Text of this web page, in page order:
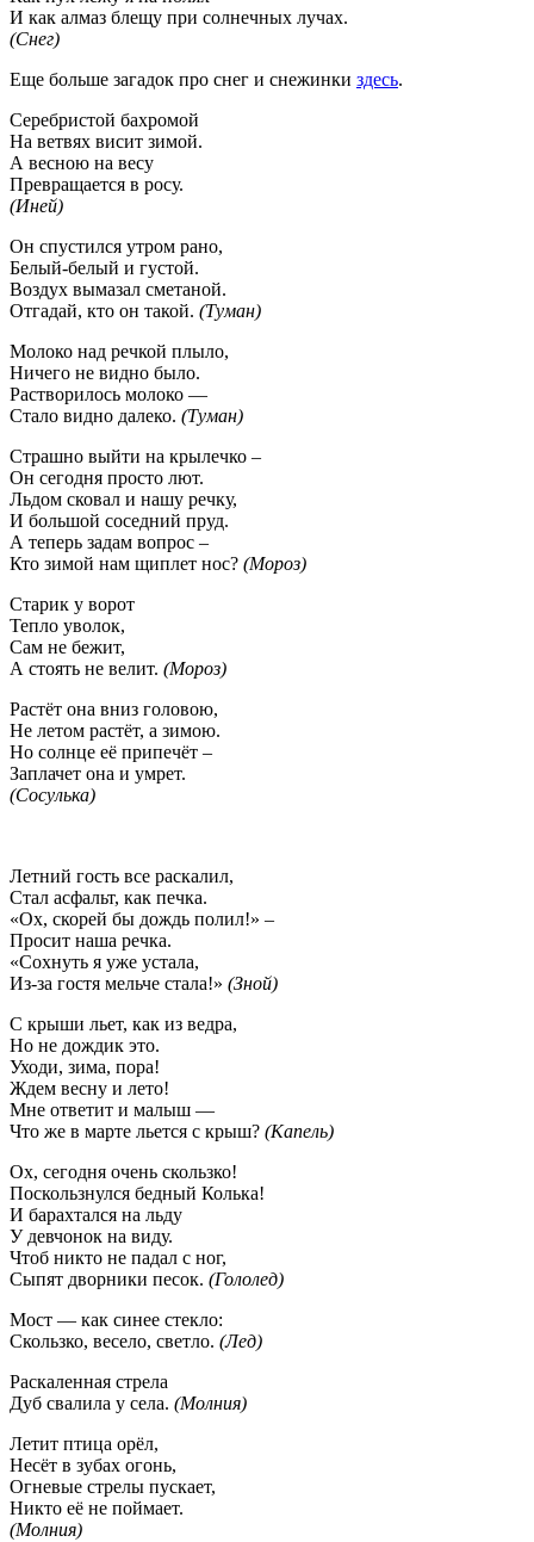
И как алмаз блещу при солнечных лучах.
(Снег)
Еще больше загадок про снег и снежинки здесь.
Серебристой бахромой
На ветвях висит зимой.
А весною на весу
Превращается в росу.
(Иней)
Он спустился утром рано,
Белый-белый и густой.
Воздух вымазал сметаной.
Отгадай, кто он такой. (Туман)
Молоко над речкой плыло,
Ничего не видно было.
Растворилось молоко —
Стало видно далеко. (Туман)
Страшно выйти на крылечко –
Он сегодня просто лют.
Льдом сковал и нашу речку,
И большой соседний пруд.
А теперь задам вопрос –
Кто зимой нам щиплет нос? (Мороз)
Старик у ворот
Тепло уволок,
Сам не бежит,
А стоять не велит. (Мороз)
Растёт она вниз головою,
Не летом растёт, а зимою.
Но солнце её припечёт –
Заплачет она и умрет.
(Сосулька)
Летний гость все раскалил,
Стал асфальт, как печка.
«Ох, скорей бы дождь полил!» –
Просит наша речка.
«Сохнуть я уже устала,
Из-за гостя мельче стала!» (Зной)
С крыши льет, как из ведра,
Но не дождик это.
Уходи, зима, пора!
Ждем весну и лето!
Мне ответит и малыш —
Что же в марте льется с крыш? (Капель)
Ох, сегодня очень скользко!
Поскользнулся бедный Колька!
И барахтался на льду
У девчонок на виду.
Чтоб никто не падал с ног,
Сыпят дворники песок. (Гололед)
Мост — как синее стекло:
Скользко, весело, светло. (Лед)
Раскаленная стрела
Дуб свалила у села. (Молния)
Летит птица орёл,
Несёт в зубах огонь,
Огневые стрелы пускает,
Никто её не поймает.
(Молния)